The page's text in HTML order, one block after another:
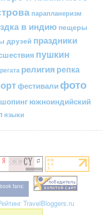
парапланеризм
в индию пещеры
друзей праздники
пушкин
регата религия репка
фестивали фото
шопингюжноиндийский
языки
fans: